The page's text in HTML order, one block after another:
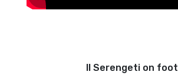
Il Serengeti on foot